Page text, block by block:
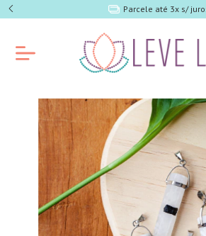
Parcele até 3x s/